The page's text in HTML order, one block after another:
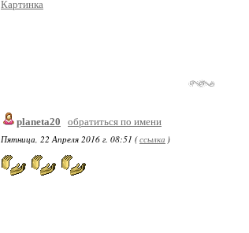
Картинка
planeta20
обратиться по имени
Пятница, 22 Апреля 2016 г. 08:51 (ссылка )